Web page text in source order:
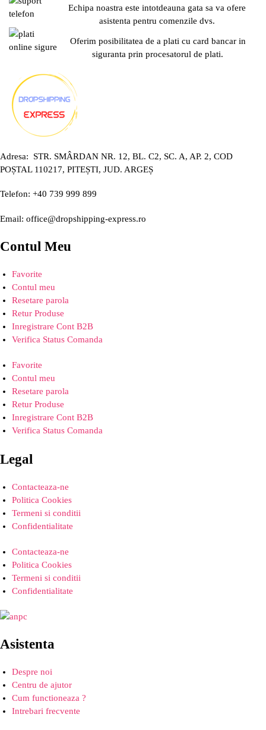
Echipa noastra este intotdeauna gata sa va ofere
asistenta pentru comenzile dvs.
Oferim posibilitatea de a plati cu card bancar in
siguranta prin procesatorul de plati.
Adresa: STR. SMÂRDAN NR. 12, BL. C2, SC. A, AP. 2, COD
POȘTAL 110217, PITEȘTI, JUD. ARGEȘ
Telefon: +40 739 999 899
Email: office@dropshipping-express.ro
Contul Meu
Favorite
Contul meu
Resetare parola
Retur Produse
Inregistrare Cont B2B
Verifica Status Comanda
Favorite
Contul meu
Resetare parola
Retur Produse
Inregistrare Cont B2B
Verifica Status Comanda
Legal
Contacteaza-ne
Politica Cookies
Termeni si conditii
Confidentialitate
Contacteaza-ne
Politica Cookies
Termeni si conditii
Confidentialitate
Asistenta
Despre noi
Centru de ajutor
Cum functioneaza ?
Intrebari frecvente